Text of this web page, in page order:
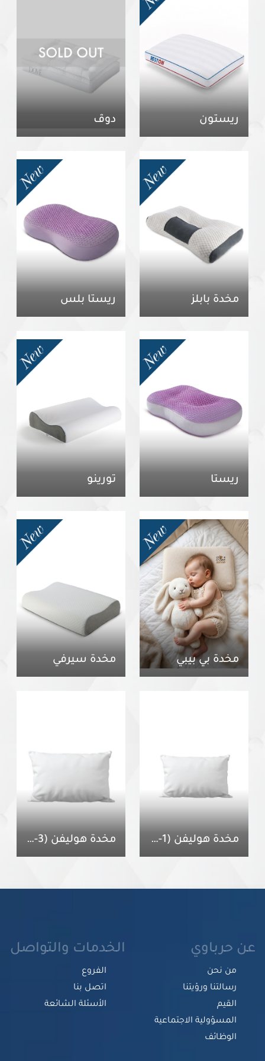
ريستون دوڤ
مخدة بابلز ريستا بلس
ريستا تورينو
مخدة بي بيبي مخدة سيرفي
مخدة هوليفن (1-3) مخدة هوليفن (3-5)
عن حرباوي
من نحن
رسالتنا ورؤيتنا
القيم
المسؤولية الاجتماعية
الوظائف
الخدمات والتواصل
الفروع
اتصل بنا
الأسئلة الشائعة